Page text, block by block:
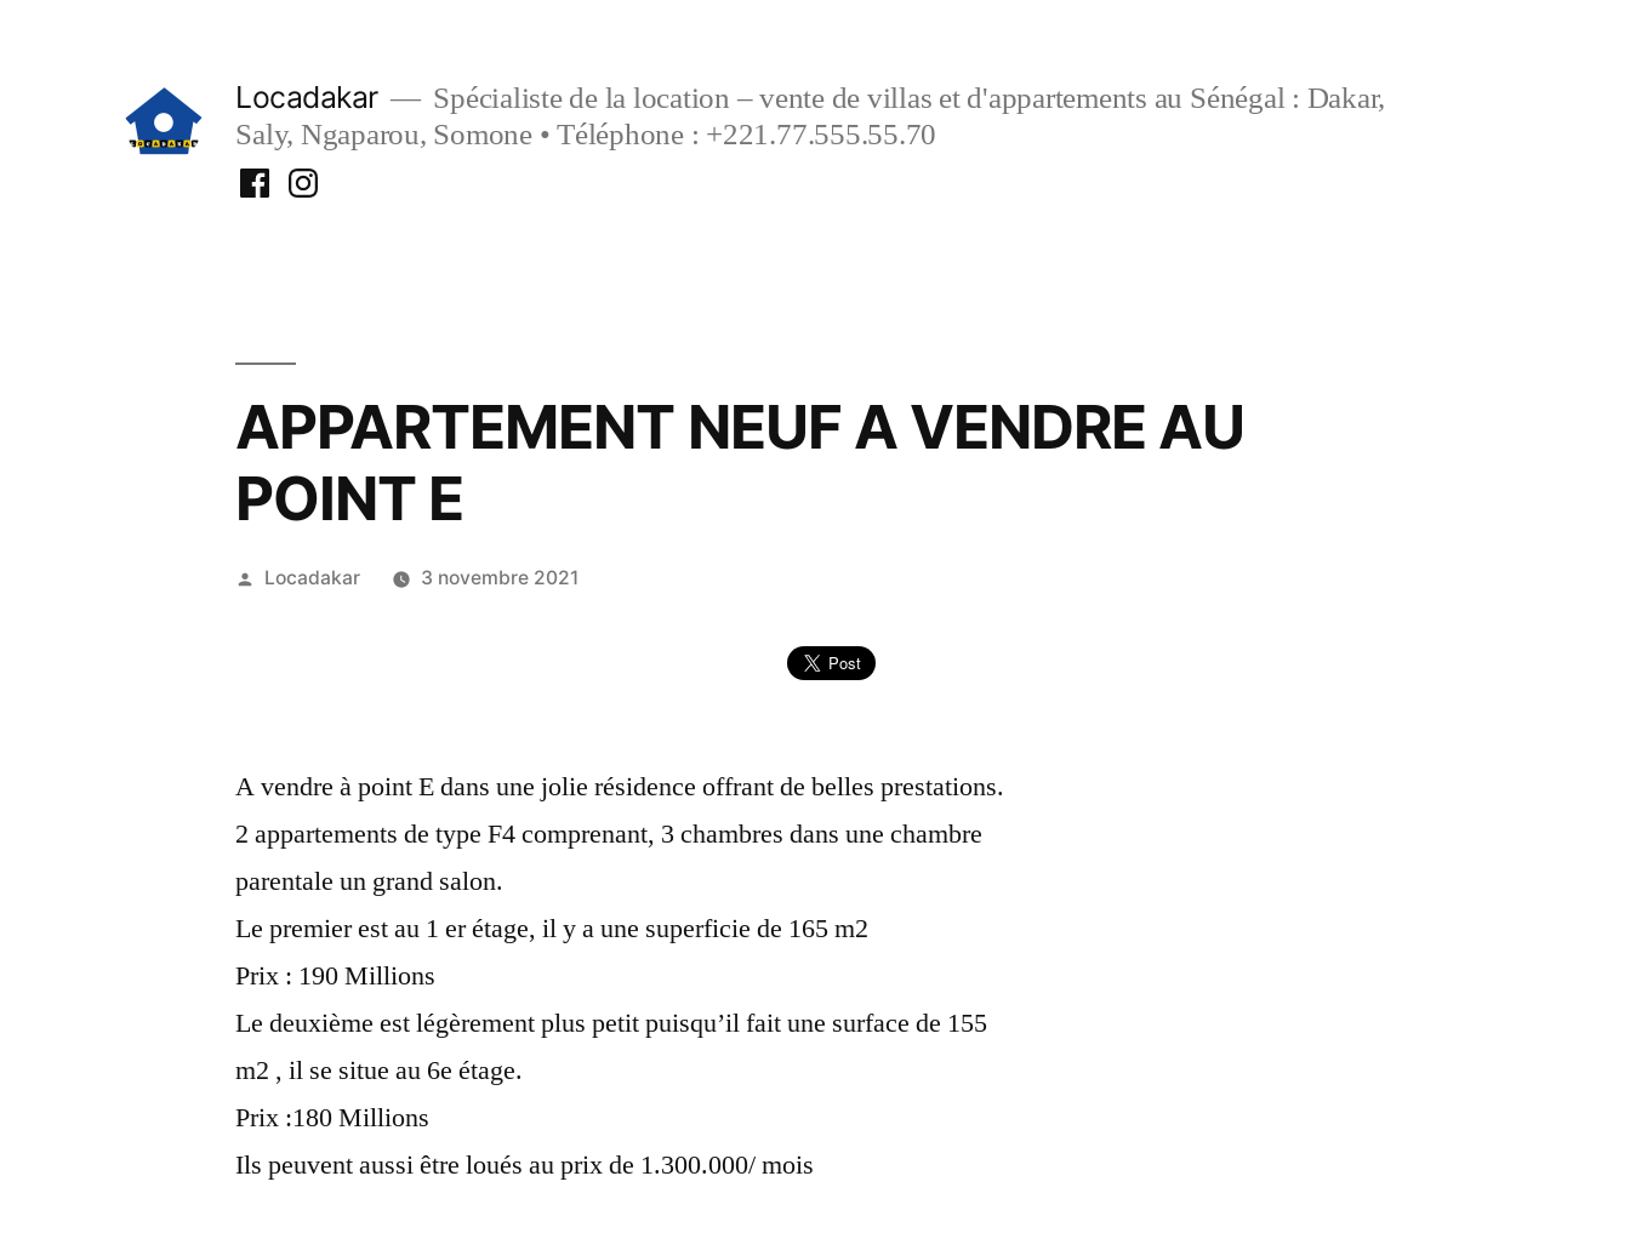
Locadakar
Spécialiste de la location – vente de villas et d'appartements au Sénégal : Dakar,
Saly, Ngaparou, Somone • Téléphone : +221.77.555.55.70
FacebookInstagram
APPARTEMENT NEUF A VENDRE AU
POINT E
Publié
Locadakar 3 novembre 2021
A vendre à point E dans une jolie résidence offrant de belles prestations.
2 appartements de type F4 comprenant, 3 chambres dans une chambre
parentale un grand salon.
Le premier est au 1 er étage, il y a une superficie de 165 m2
Prix : 190 Millions
Le deuxième est légèrement plus petit puisqu’il fait une surface de 155
m2 , il se situe au 6e étage.
Prix :180 Millions
Ils peuvent aussi être loués au prix de 1.300.000/ mois